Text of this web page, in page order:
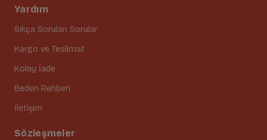
Yardım
Sıkça Sorulan Sorular
Kargo ve Teslimat
Kolay İade
Beden Rehberi
İletişim
Sözleşmeler